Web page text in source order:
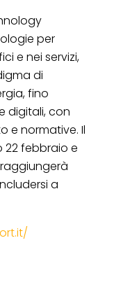
per
e nei servizi,
di
fino
digitali, con
e normative. Il
22 febbraio e
a